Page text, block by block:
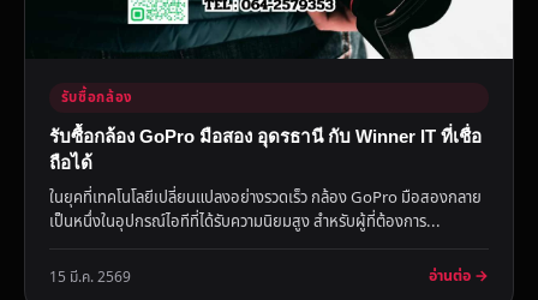
รับซื้อกล้อง
รับซื้อกล้อง GoPro มือสอง อุดรธานี กับ Winner IT ที่เชื่อ
ถือได้
ในยุคที่เทคโนโลยีเปลี่ยนแปลงอย่างรวดเร็ว กล้อง GoPro มือสองกลาย
เป็นหนึ่งในอุปกรณ์ไอทีที่ได้รับความนิยมสูง สำหรับผู้ที่ต้องการ...
15 มี.ค. 2569 อ่านต่อ →